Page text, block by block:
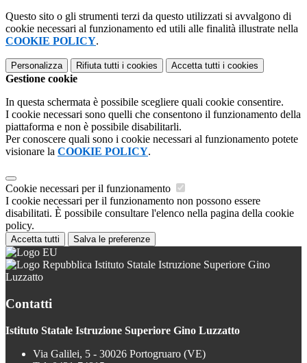
Questo sito o gli strumenti terzi da questo utilizzati si avvalgono di
cookie necessari al funzionamento ed utili alle finalità illustrate nella
COOKIE POLICY.
Personalizza Rifiuta tutti i cookies Accetta tutti i cookies
Gestione cookie
In questa schermata è possibile scegliere quali cookie consentire.
I cookie necessari sono quelli che consentono il funzionamento della
piattaforma e non è possibile disabilitarli.
Per conoscere quali sono i cookie necessari al funzionamento potete
visionare la COOKIE POLICY.
Cookie necessari per il funzionamento
I cookie necessari per il funzionamento non possono essere
disabilitati. È possibile consultare l'elenco nella pagina della cookie
policy.
Accetta tutti Salva le preferenze
Istituto Statale Istruzione Superiore Gino
Luzzatto
Contatti
Istituto Statale Istruzione Superiore Gino Luzzatto
Via Galilei, 5 - 30026 Portogruaro (VE)